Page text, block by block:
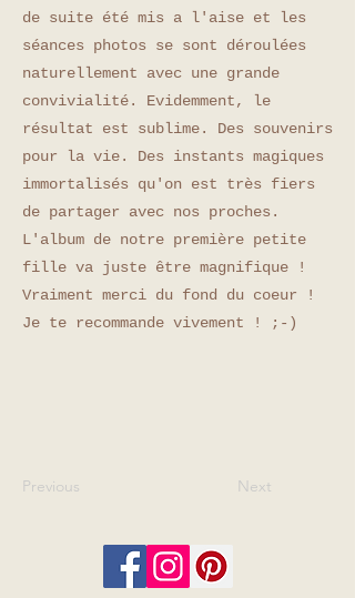
de suite été mis a l'aise et les
séances photos se sont déroulées
naturellement avec une grande
convivialité. Evidemment, le
résultat est sublime. Des souvenirs
pour la vie. Des instants magiques
immortalisés qu'on est très fiers
de partager avec nos proches.
L'album de notre première petite
fille va juste être magnifique !
Vraiment merci du fond du coeur !
Je te recommande vivement ! ;-)
Previous Next